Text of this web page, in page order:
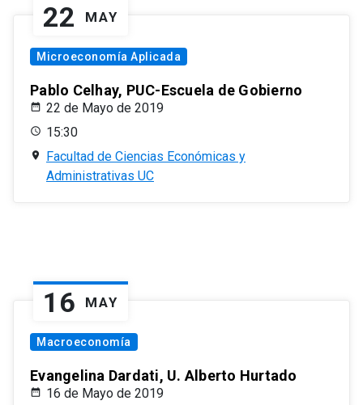
22 MAY
Microeconomía Aplicada
Pablo Celhay, PUC-Escuela de Gobierno
22 de Mayo de 2019
15:30
Facultad de Ciencias Económicas y
Administrativas UC
16 MAY
Macroeconomía
Evangelina Dardati, U. Alberto Hurtado
16 de Mayo de 2019